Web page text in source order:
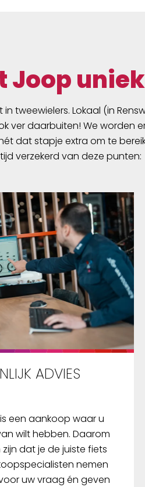
de fiets te halen of aan
te bevestigen. Een vaste
gemonteerde
bestaande uit een
een mesh vak met rits,
voor orde en overzicht.
schouderband kan de
schoudertas gedragen
Joop
in tweewielers. Lokaal (in
ver daarbuiten! We worden
dat stapje extra om te
verzekerd van deze punten:
ADVIES
een aankoop waar u
wilt hebben. Daarom
zijn dat je de juiste fiets
nemen
uw vraag én geven